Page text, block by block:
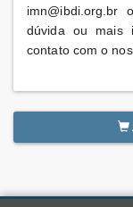
dúvida ou mais
contato com o